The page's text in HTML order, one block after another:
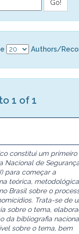
Authors/
1 of 1
constitui um primeiro
Nacional de
para começar a
teórica,
Brasil sobre o
Trata-se de
sobre o tema,
da bibliografia
sobre o tema, bem